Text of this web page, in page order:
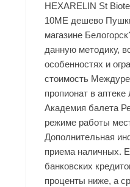
HEXARELIN St
10ME дешево
магазине
данную методику,
особенностях и
стоимость
пропионат в
Академия балета
режиме работы
Дополнительная
приема наличных.
банковских
проценты ниже, а